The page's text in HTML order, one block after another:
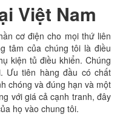
Việt Nam
cơ điện cho mọi thứ liên
tâm của chúng tôi là điều
kiện tủ điều khiển. Chúng
Ưu tiên hàng đầu có chất
chóng và đúng hạn và một
với giá cả cạnh tranh, đây
họ vào chung tôi.